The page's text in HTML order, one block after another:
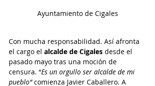
Ayuntamiento de Cigales
Con mucha responsabilidad. Así afronta
el cargo el alcalde de Cigales desde el
pasado mayo tras una moción de
censura. “Es un orgullo ser alcalde de mi
pueblo” comienza Javier Caballero. A